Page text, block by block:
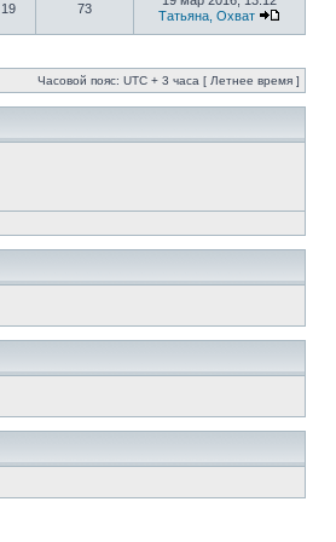
19 73
Татьяна, Охват
Часовой пояс: UTC + 3 часа [ Летнее время ]